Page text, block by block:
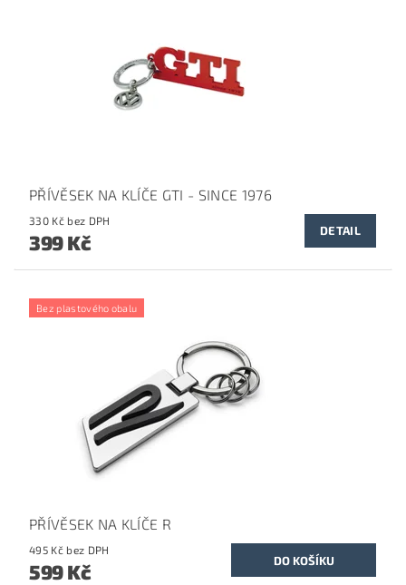
PŘÍVĚSEK NA KLÍČE GTI - SINCE 1976
330 Kč bez DPH
399 Kč DETAIL
Bez plastového obalu
PŘÍVĚSEK NA KLÍČE R
495 Kč bez DPH
599 Kč